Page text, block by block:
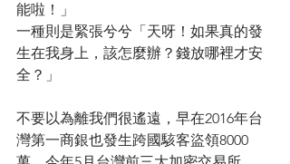
能啦！」
一種則是緊張兮兮「天呀！如果真的發
生在我身上，該怎麼辦？錢放哪裡才安
全？」
不要以為離我們很遙遠，早在2016年台
灣第一商銀也發生跨國駭客盜領8000